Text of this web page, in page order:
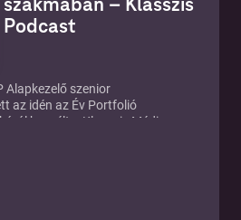
Podcast
Alapkezelő szenior
az idén az Év Portfolió
beszélt a Klasszis Média